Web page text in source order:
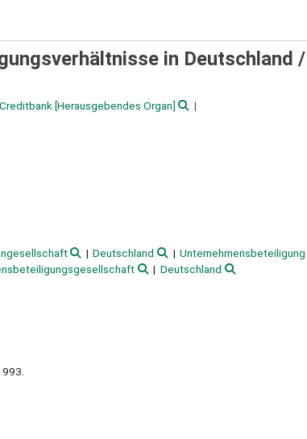
in Deutschland /
[Herausgebendes Organ]
Deutschland
Unternehmensbeteiligung
Deutschland